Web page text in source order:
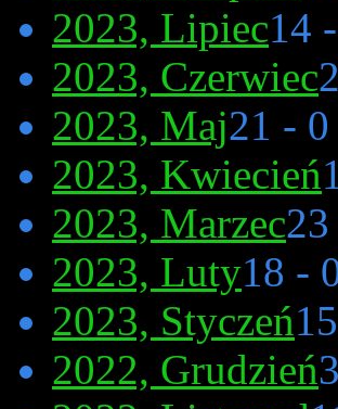
2023, Lipiec14
2023, Czerwiec
2023, Maj21 - 0
2023, Kwiecień
2023, Marzec
2023, Luty18 -
2023, Styczeń
2022, Grudzień